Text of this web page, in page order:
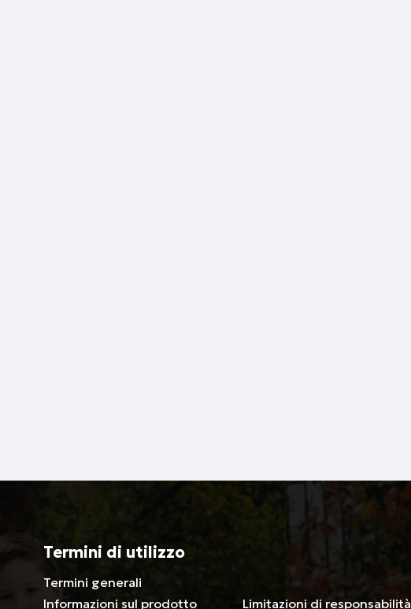
Termini di utilizzo
Termini generali
Informazioni sul prodotto
associativa
Limitazioni di responsabilità